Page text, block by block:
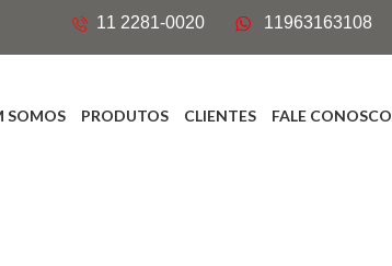
11 2281-0020 11963163108
SOMOS PRODUTOS CLIENTES FALE CONOSCO